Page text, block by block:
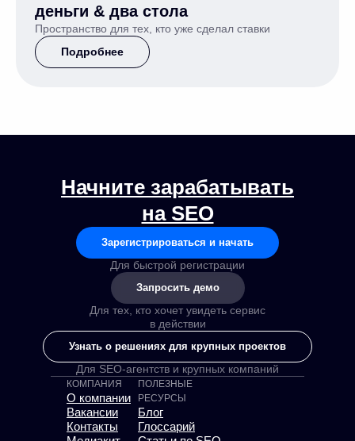
деньги & два стола
Пространство для тех, кто уже сделал ставки
Подробнее
Начните зарабатывать
на SEO
Зарегистрироваться и начать
Для быстрой регистрации
Запросить демо
Для тех, кто хочет увидеть сервис
в действии
Узнать о решениях для крупных проектов
Для SEO-агентств и крупных компаний
КОМПАНИЯ
О компании
Вакансии
Контакты
ПОЛЕЗНЫЕ
РЕСУРСЫ
Блог
Глоссарий